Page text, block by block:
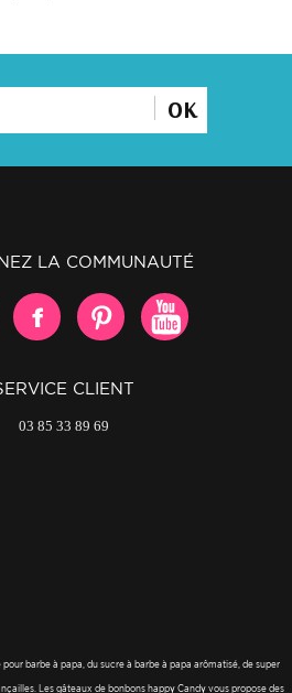
OK
LA COMMUNAUTÉ
CLIENT
03 85 33 89 69
barbe à papa, du sucre à barbe à papa arômatisé, de super
Les gâteaux de bonbons happy Candy vous propose des